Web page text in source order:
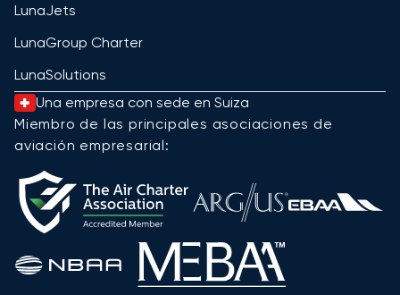
LunaJets
LunaGroup Charter
LunaSolutions
Una empresa con sede en Suiza
Miembro de las principales asociaciones de
aviación empresarial: